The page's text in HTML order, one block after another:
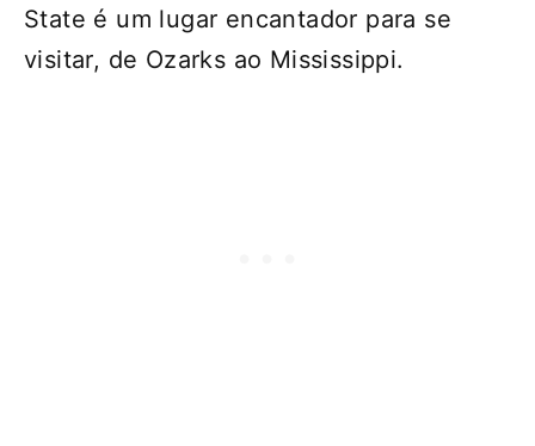
State é um lugar encantador para se
visitar, de Ozarks ao Mississippi.